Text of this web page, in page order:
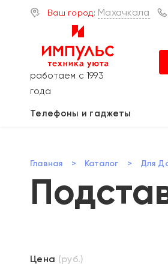
Ваш город: Махачкала
работаем с 1993
года
Телефоны и гаджеты
Главная > Каталог > Для
Цена (руб.)